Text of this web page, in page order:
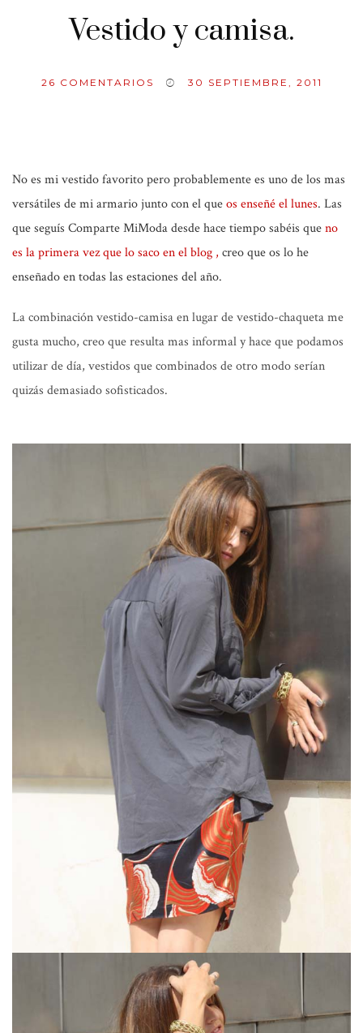
Vestido y camisa.
26 COMENTARIOS 30 SEPTIEMBRE, 2011
No es mi vestido favorito pero probablemente es uno de los mas
versátiles de mi armario junto con el queos enseñé el lunes. Las
que seguís Comparte MiModa desde hace tiempo sabéis queno
es la primera vez que lo saco en el blog , creo que os lo he
enseñado en todas las estaciones del año.
La combinación vestido-camisaen lugar de vestido-chaqueta me
gusta mucho, creo que resulta mas informal y hace que podamos
utilizar de día, vestidos que combinados de otro modo serían
quizás demasiado sofisticados.